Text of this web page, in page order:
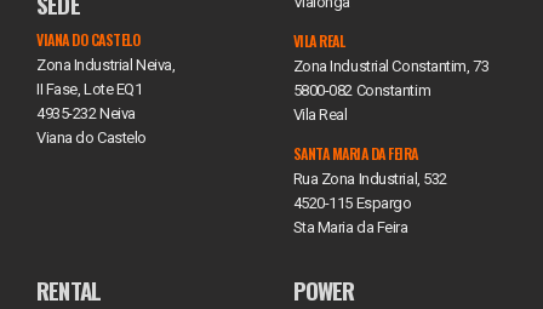
VIANA DO CASTELO
Zona Industrial Neiva,
II Fase, Lote EQ1
4935-232 Neiva
Viana do Castelo
VILA REAL
Zona Industrial Constantim, 73
5800-082 Constantim
Vila Real
SANTA MARIA DA FEIRA
Rua Zona Industrial, 532
4520-115 Espargo
Sta Maria da Feira
RENTAL POWER